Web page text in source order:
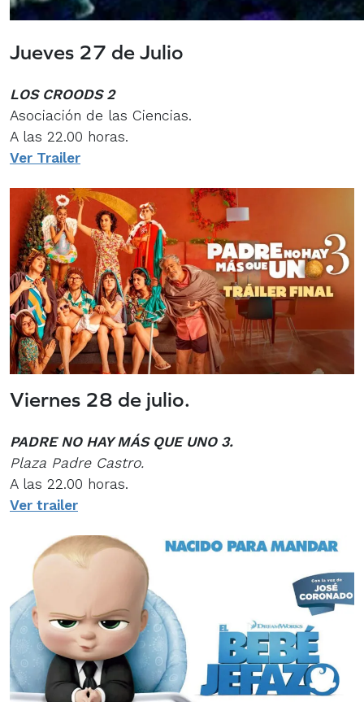
Jueves 27 de Julio
LOS CROODS 2
Asociación de las Ciencias.
A las 22.00 horas.
Ver Trailer
Viernes 28 de julio.
PADRE NO HAY MÁS QUE UNO 3.
Plaza Padre Castro.
A las 22.00 horas.
Ver trailer